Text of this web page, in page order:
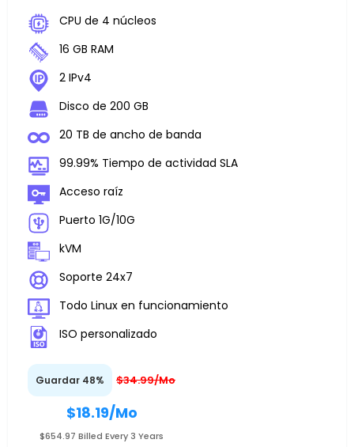
CPU de 4 núcleos
16 GB RAM
2 IPv4
Disco de 200 GB
20 TB de ancho de banda
99.99% Tiempo de actividad SLA
Acceso raíz
Puerto 1G/10G
kVM
Soporte 24x7
Todo Linux en funcionamiento
ISO personalizado
Guardar 48% $34.99/Mo
$18.19/Mo
$654.97 Billed Every 3 Years